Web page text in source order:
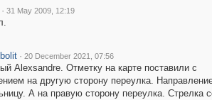
· 31 May 2009, 12:19
· 20 December 2021, 07:56
Alexsandre. Отметку на карте поставили с
на другую сторону переулка.
А на правую сторону переулка. Стрелка